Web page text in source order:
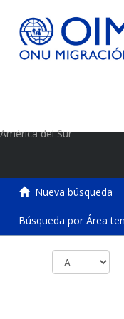
América del Sur
Nueva búsqueda
Búsqueda por Área